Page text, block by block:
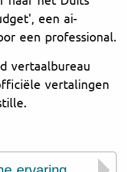
een ai-
een professional.
vertaalbureau
vertalingen